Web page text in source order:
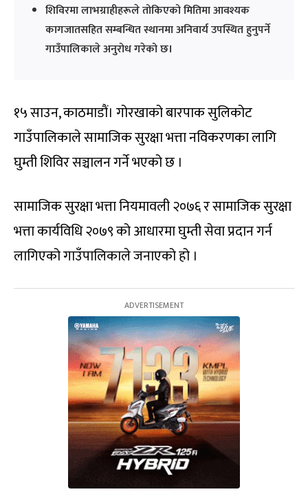
शिविरमा लाभग्राहीहरूले तोकिएको मितिमा आवश्यक
कागजातसहित सम्बन्धित स्थानमा अनिवार्य उपस्थित हुनुपर्ने
गाउँपालिकाले अनुरोध गरेको छ।
१५ साउन, काठमाडाैं। गोरखाको बारपाक सुलिकोट
गाउँपालिकाले सामाजिक सुरक्षा भत्ता नविकरणका लागि
घुम्ती शिविर सञ्चालन गर्ने भएको छ ।
सामाजिक सुरक्षा भत्ता नियमावली २०७६ र सामाजिक सुरक्षा
भत्ता कार्यविधि २०७९ को आधारमा घुम्ती सेवा प्रदान गर्न
लागिएको गाउँपालिकाले जनाएको हो ।